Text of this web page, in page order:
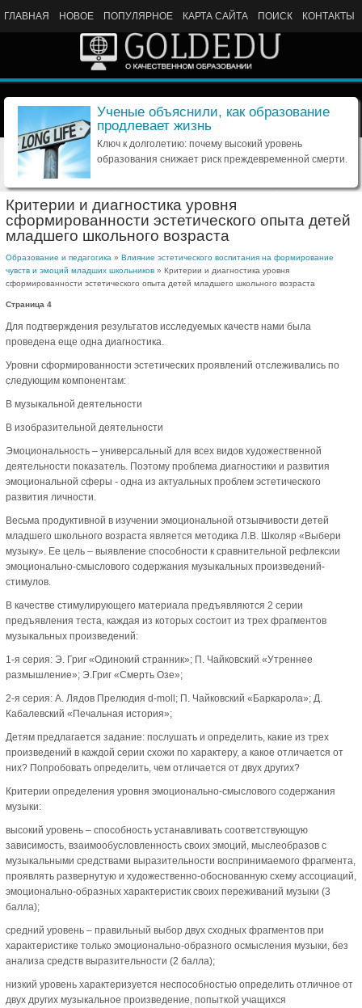
ГЛАВНАЯ НОВОЕ ПОПУЛЯРНОЕ КАРТА САЙТА ПОИСК КОНТАКТЫ
Ученые объяснили, как образование
продлевает жизнь
Ключ к долголетию: почему высокий уровень
образования снижает риск преждевременной смерти.
Критерии и диагностика уровня
сформированности эстетического опыта детей
младшего школьного возраста
Образование и педагогика » Влияние эстетического воспитания на формирование
чувств и эмоций младших школьников » Критерии и диагностика уровня
сформированности эстетического опыта детей младшего школьного возраста
Страница 4
Для подтверждения результатов исследуемых качеств нами была
проведена еще одна диагностика.
Уровни сформированности эстетических проявлений отслеживались по
следующим компонентам:
В музыкальной деятельности
В изобразительной деятельности
Эмоциональность – универсальный для всех видов художественной
деятельности показатель. Поэтому проблема диагностики и развития
эмоциональной сферы - одна из актуальных проблем эстетического
развития личности.
Весьма продуктивной в изучении эмоциональной отзывчивости детей
младшего школьного возраста является методика Л.В. Школяр «Выбери
музыку». Ее цель – выявление способности к сравнительной рефлексии
эмоционально-смыслового содержания музыкальных произведений-
стимулов.
В качестве стимулирующего материала предъявляются 2 серии
предъявления теста, каждая из которых состоит из трех фрагментов
музыкальных произведений:
1-я серия: Э. Григ «Одинокий странник»; П. Чайковский «Утреннее
размышление»; Э.Григ «Смерть Озе»;
2-я серия: А. Лядов Прелюдия d-moll; П. Чайковский «Баркарола»; Д.
Кабалевский «Печальная история»;
Детям предлагается задание: послушать и определить, какие из трех
произведений в каждой серии схожи по характеру, а какое отличается от
них? Попробовать определить, чем отличается от двух других?
Критерии определения уровня эмоционально-смыслового содержания
музыки:
высокий уровень – способность устанавливать соответствующую
зависимость, взаимообусловленность своих эмоций, мыслеобразов с
музыкальными средствами выразительности воспринимаемого фрагмента,
проявлять развернутую и художественно-обоснованную схему ассоциаций,
эмоционально-образных характеристик своих переживаний музыки (3
балла);
средний уровень – правильный выбор двух сходных фрагментов при
характеристике только эмоционально-образного осмысления музыки, без
анализа средств выразительности (2 балла);
низкий уровень характеризуется неспособностью определить отличное от
двух других музыкальное произведение, попыткой учащихся